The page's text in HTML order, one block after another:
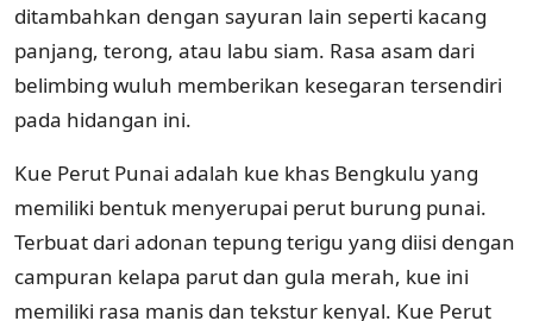
ditambahkan dengan sayuran lain seperti kacang
panjang, terong, atau labu siam. Rasa asam dari
belimbing wuluh memberikan kesegaran tersendiri
pada hidangan ini.
Kue Perut Punai adalah kue khas Bengkulu yang
memiliki bentuk menyerupai perut burung punai.
Terbuat dari adonan tepung terigu yang diisi dengan
campuran kelapa parut dan gula merah, kue ini
memiliki rasa manis dan tekstur kenyal. Kue Perut